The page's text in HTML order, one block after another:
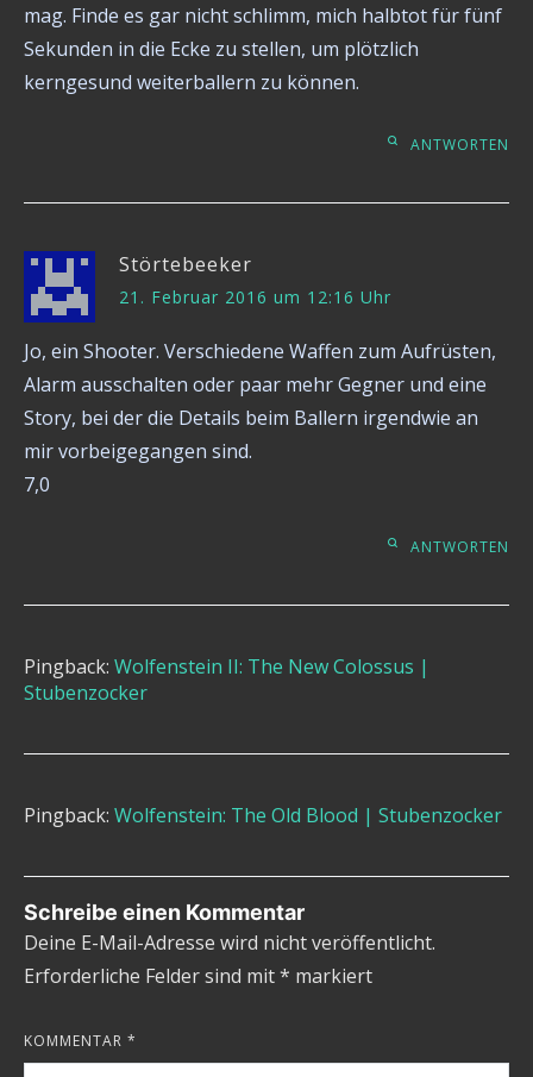
mag. Finde es gar nicht schlimm, mich halbtot für fünf
Sekunden in die Ecke zu stellen, um plötzlich
kerngesund weiterballern zu können.
ANTWORTEN
Störtebeeker
21. Februar 2016 um 12:16 Uhr
Jo, ein Shooter. Verschiedene Waffen zum Aufrüsten,
Alarm ausschalten oder paar mehr Gegner und eine
Story, bei der die Details beim Ballern irgendwie an
mir vorbeigegangen sind.
7,0
ANTWORTEN
Pingback: Wolfenstein II: The New Colossus |
Stubenzocker
Pingback: Wolfenstein: The Old Blood | Stubenzocker
Schreibe einen Kommentar
Deine E-Mail-Adresse wird nicht veröffentlicht.
Erforderliche Felder sind mit* markiert
KOMMENTAR *